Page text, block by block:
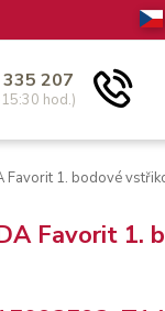
207
hod.)
Favorit 1. bodové
Favorit 1.